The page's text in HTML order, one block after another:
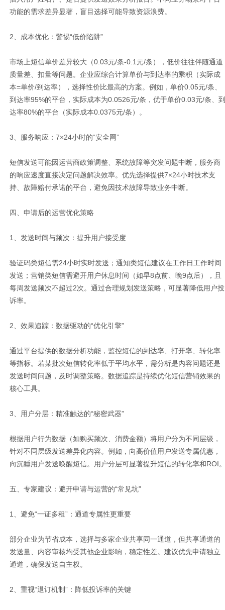
功能的需求差异显著，盲目选择可能导致资源浪费。
2、成本优化：警惕“低价陷阱”
市场上短信单价差异较大（0.03元/条-0.1元/条），低价往往伴随通道
质量差、扣量等问题。企业应综合计算单价与到达率的乘积（实际成
本=单价/到达率），选择性价比最高的方案。例如，单价0.05元/条、
到达率95%的平台，实际成本为0.0526元/条，优于单价0.03元/条、到
达率80%的平台（实际成本0.0375元/条）。
3、服务响应：7×24小时的“安全网”
短信发送可能因运营商政策调整、系统故障等突发问题中断，服务商
的响应速度直接决定问题解决效率。优先选择提供7×24小时技术支
持、故障赔付承诺的平台，避免因技术故障导致业务中断。
四、申请后的运营优化策略
1、发送时间与频次：提升用户接受度
验证码类短信需24小时实时发送；通知类短信建议在工作日工作时间
发送；营销类短信需避开用户休息时间（如早8点前、晚9点后），且
每周发送频次不超过2次。通过合理规划发送策略，可显著降低用户投
诉率。
2、效果追踪：数据驱动的“优化引擎”
通过平台提供的数据分析功能，监控短信的到达率、打开率、转化率
等指标。若某批次短信转化率低于平均水平，需分析是内容问题还是
发送时间问题，及时调整策略。数据追踪是持续优化短信营销效果的
核心工具。
3、用户分层：精准触达的“秘密武器”
根据用户行为数据（如购买频次、消费金额）将用户分为不同层级，
针对不同层级发送差异化内容。例如，向高价值用户发送专属优惠，
向沉睡用户发送唤醒短信。用户分层可显著提升短信的转化率和ROI
五、专家建议：避开申请与运营的“常见坑”
1、避免“一证多租”：通道专属性更重要
部分企业为节省成本，选择与多家企业共享同一通道，但共享通道的
发送量、内容审核均受其他企业影响，稳定性差。建议优先申请独立
通道，确保发送自主权。
2、重视“退订机制”：降低投诉率的关键